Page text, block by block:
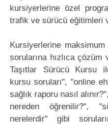
kursiyerlerine özel
trafik ve sürücü eğitimleri
Kursiyerlerine
sorularına hızlıca
Taşıtlar Sürücü Kursu
kursu soruları", "online
sağlık raporu nasıl
nereden öğrenilir?",
nerelerdir" gibi